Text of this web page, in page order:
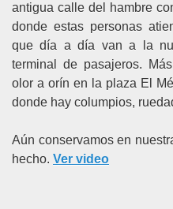
antigua calle del hambre
donde estas personas
que día a día van a la
terminal de pasajeros.
olor a orín en la plaza El
donde hay columpios,
Aún conservamos en
hecho. Ver video